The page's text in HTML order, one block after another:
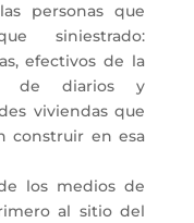
personas que
siniestrado:
efectivos de la
de diarios y
viviendas que
construir en esa
los medios de
al sitio del